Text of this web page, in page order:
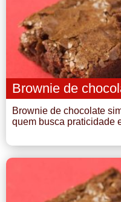
Brownie de
Brownie de chocolate
quem busca praticidade